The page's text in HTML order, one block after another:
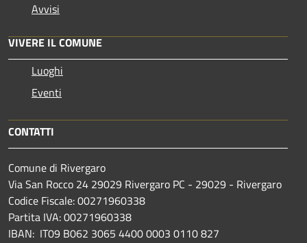
Avvisi
VIVERE IL COMUNE
Luoghi
Eventi
CONTATTI
Comune di Rivergaro
Via San Rocco 24 29029 Rivergaro PC - 29029 - Rivergaro
Codice Fiscale: 00271960338
Partita IVA: 00271960338
IBAN: IT09 B062 3065 4400 0003 0110 827